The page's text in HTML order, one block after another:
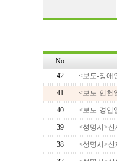
No
42
<보도-장애
41 <보도-인천
40 <보도-경인
39 <성명서>
38 <성명서>산